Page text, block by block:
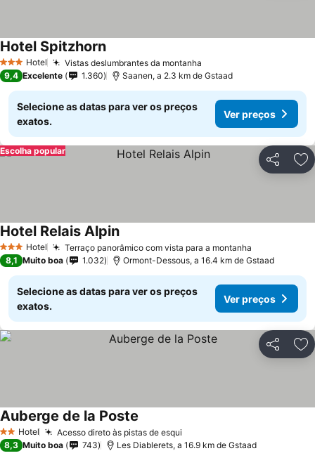
3 EstrelasHotel Vistas deslumbrantes da montanha
Hotel SpitzhornVer preços
9,4 Excelente 1.360 Saanen, a 2.3 km de Gstaad
Selecione as datas para ver os preços
exatos.
Ver preços
Partilhar
Escolha popular
3 EstrelasHotel Terraço panorâmico com vista para a montanha
Hotel Relais AlpinVer preços
8,1 Muito boa 1.032 Ormont-Dessous, a 16.4 km de Gstaad
Selecione as datas para ver os preços
exatos.
Ver preços
Partilhar
2 Estrelas
Hotel Acesso direto às pistas de esqui
Auberge de la Poste
8,3 Muito boa 743 Les Diablerets, a 16.9 km de Gstaad